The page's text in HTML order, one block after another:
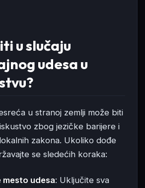
u slučaju
udesa u
u stranoj zemlji može biti
zbog jezičke barijere i
zakona. Ukoliko dođe
se sledećih koraka:
udesa: Uključite sva